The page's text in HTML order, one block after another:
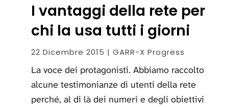
I vantaggi della rete per
chi la usa tutti i giorni
22 Dicembre 2015 | GARR-X Progress
La voce dei protagonisti. Abbiamo raccolto
alcune testimonianze di utenti della rete
perché, al di là dei numeri e degli obiettivi